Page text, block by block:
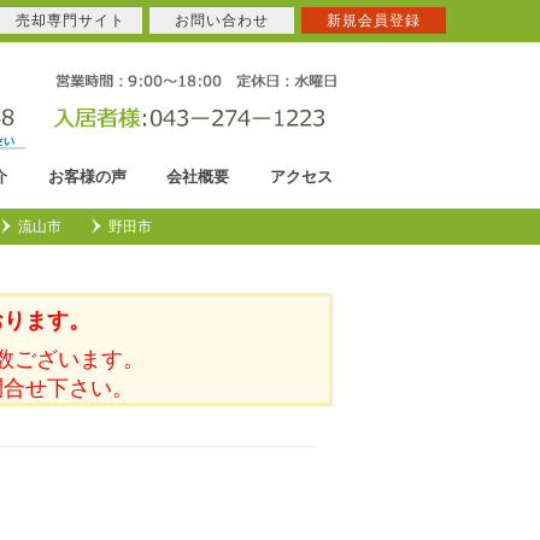
お客様の声 会社概要 アクセス
流山市 野田市
ます。
ざいます。
せ下さい。
売却専門サイト お問い合わせ 新規会員登録